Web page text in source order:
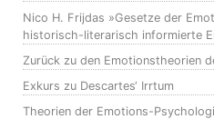
Nico H. Frijdas »Gesetze der
historisch-literarisch informierte
Zurück zu den Emotionstheorien
Exkurs zu Descartes‘ Irrtum
Theorien der Emotions-